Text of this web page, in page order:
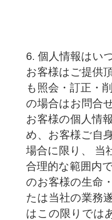
6. 個人情報はい
お客様はご提供
も照会・訂正・
の場合はお問合
お客様の個人情
め、お客様ご自
場合に限り、 当
合理的な範囲内
のお客様の生命
たは当社の業務
はこの限りでは